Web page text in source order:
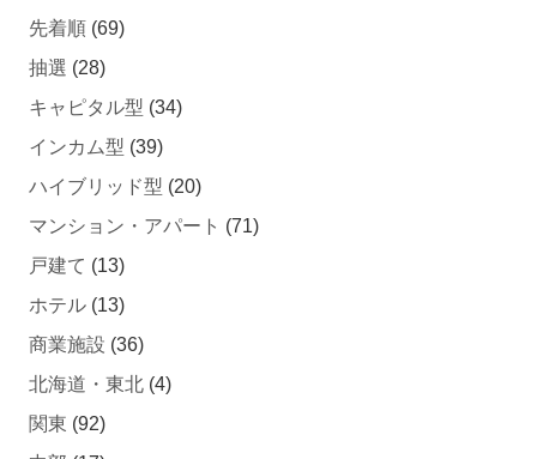
先着順 (69)
抽選 (28)
キャピタル型 (34)
インカム型 (39)
ハイブリッド型 (20)
マンション・アパート (71)
戸建て (13)
ホテル (13)
商業施設 (36)
北海道・東北 (4)
関東 (92)